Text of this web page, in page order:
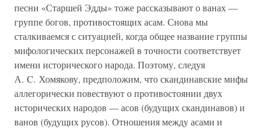
песни «Старшей Эдды» тоже рассказывают о ванах —
группе богов, противостоящих асам. Снова мы
сталкиваемся с ситуацией, когда общее название группы
мифологических персонажей в точности соответствует
имени исторического народа. Поэтому, следуя
А. C. Хомякову, предположим, что скандинавские мифы
аллегорически повествуют о противостоянии двух
исторических народов — асов (будущих скандинавов) и
ванов (будущих русов). Отношения между асами и